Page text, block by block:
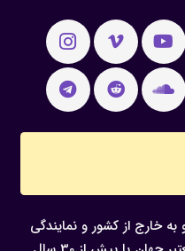
به خارج از کشور و نمایندگی